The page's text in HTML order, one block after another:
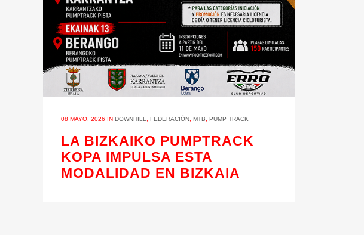
08 MAYO, 2026 IN DOWNHILL FEDERACIÓN MTB PUMP TRACK
LA BIZKAIKO PUMPTRACK
KOPA IMPULSA ESTA
MODALIDAD EN BIZKAIA